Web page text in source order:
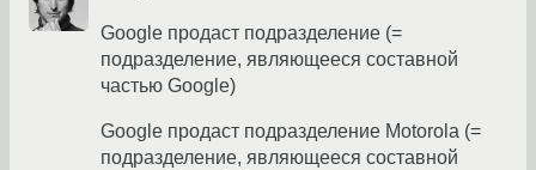
Google продаст подразделение (=
подразделение, являющееся составной
частью Google)
Google продаст подразделение Motorola (=
подразделение, являющееся составной